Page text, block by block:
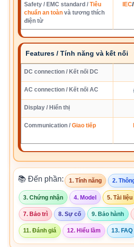
Safety / EMC standard / Tiêu
chuẩn an toànvà tương thích
điện từ
IEC/
Features / Tính năng và kết nối
DC connection / Kết nối DC
AC connection / Kết nối AC
Display / Hiển thị
Communication / Giao tiếp
📚 Đến phần: 1. Tính năng 2.
3. Chứng nhận 4. Model 5. Tài liệu
7. Bảo trì 8. Sự cố 9. Bảo hành
11. Đánh giá 12. Hiểu lầm 13. FAQ